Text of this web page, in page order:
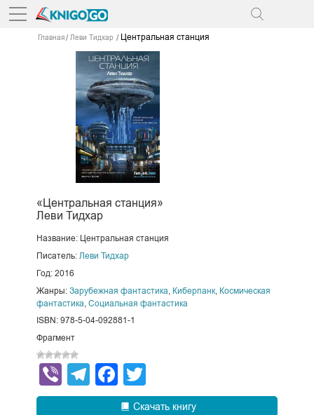
Главная Леви Тидхар Центральная станция
«Центральная станция»
Леви Тидхар
Название: Центральная станция
Писатель: Леви Тидхар
Год: 2016
Жанры: Зарубежная фантастика Киберпанк, Космическая
фантастика Социальная фантастика
ISBN: 978-5-04-092881-1
Фрагмент
ViberTelegram
Facebook
Скачать книгу